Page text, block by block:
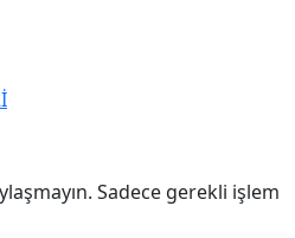
Sadece gerekli işlem